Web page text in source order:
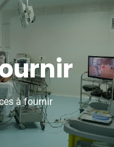
à fournir